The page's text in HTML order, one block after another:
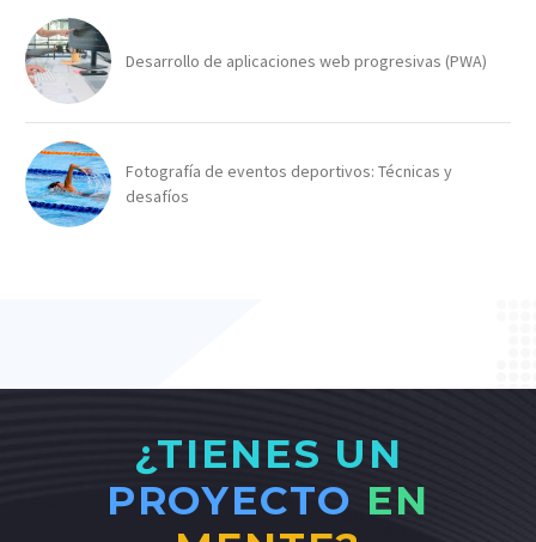
Desarrollo de aplicaciones web progresivas (PWA)
Fotografía de eventos deportivos: Técnicas y
desafíos
¿TIENES UN
PROYECTO EN